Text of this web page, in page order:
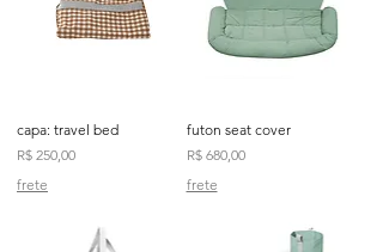
capa: travel bed
Preço
R$ 250,00
frete
futon seat cover
Preço
R$ 680,00
frete